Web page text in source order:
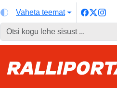
Vaheta teemat